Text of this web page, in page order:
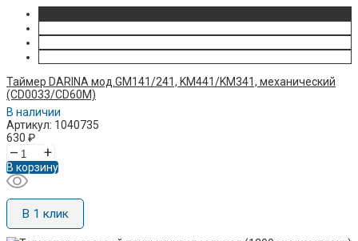
Таймер DARINA мод.GM141/241, KM441/KM341, механический
(CD0033/CD60M)
В наличии
Артикул: 1040735
630 ₽
– +
В корзину
В 1 клик